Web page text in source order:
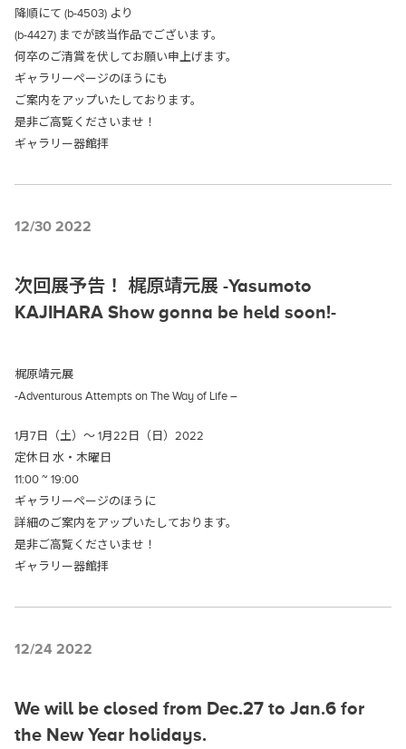
降順にて (b-4503) より
(b-4427) までが該当作品でございます。
何卒のご清賞を伏してお願い申上げます。
ギャラリーページのほうにも
ご案内をアップいたしております。
是非ご高覧くださいませ！
ギャラリー器館拝
12/30 2022
次回展予告！ 梶原靖元展 -Yasumoto
KAJIHARA Show gonna be held soon!-
梶原靖元展
-Adventurous Attempts on The Way of Life –
1月7日（土）～ 1月22日（日）2022
定休日 水・木曜日
11:00 ~ 19:00
ギャラリーページのほうに
詳細のご案内をアップいたしております。
是非ご高覧くださいませ！
ギャラリー器館拝
12/24 2022
We will be closed from Dec.27 to Jan.6 for
the New Year holidays.